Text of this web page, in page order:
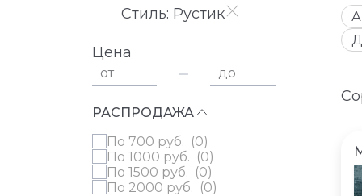
Стиль: Рустик
Цена
от до
РАСПРОДАЖА
по 700 руб. (0)
по 1000 руб. (0)
по 1500 руб. (0)
по 2000 руб. (0)